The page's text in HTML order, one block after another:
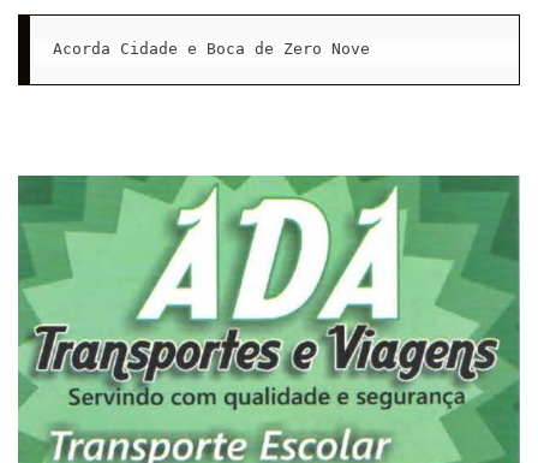
Acorda Cidade e Boca de Zero Nove